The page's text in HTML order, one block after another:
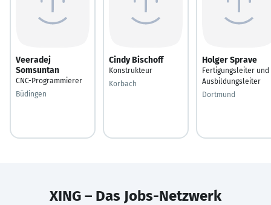
Veeradej
Somsuntan
CNC-Programmierer
Büdingen
Cindy Bischoff
Konstrukteur
Korbach
Holger Sprave
Fertigungsleiter und
Ausbildungsleiter
Dortmund
XING – Das Jobs-Netzwerk